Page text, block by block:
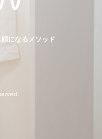
になるメソッド